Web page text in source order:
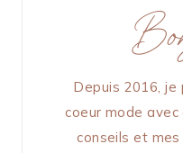
Depuis 2016, je
coeur mode
conseils et